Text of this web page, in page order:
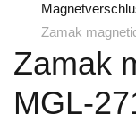
Zamak
Zamak
MGL-